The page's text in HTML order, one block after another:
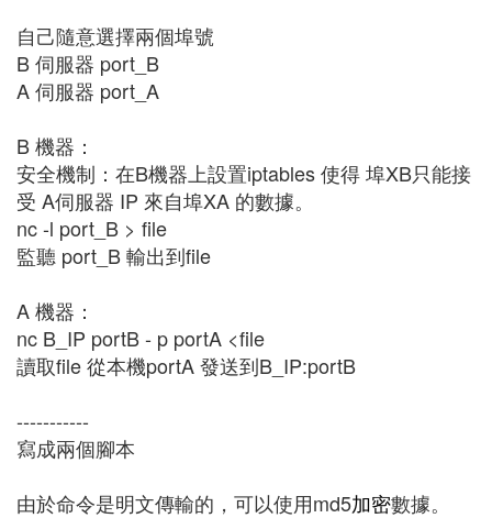
自己隨意選擇兩個埠號
B 伺服器 port_B
A 伺服器 port_A
B 機器：
安全機制：在B機器上設置iptables 使得 埠XB只能接
受 A伺服器 IP 來自埠XA 的數據。
nc -l port_B > file
監聽 port_B 輸出到file
A 機器：
nc B_IP portB - p portA <file
讀取file 從本機portA 發送到B_IP:portB
-----------
寫成兩個腳本
由於命令是明文傳輸的，可以使用md5加密數據。